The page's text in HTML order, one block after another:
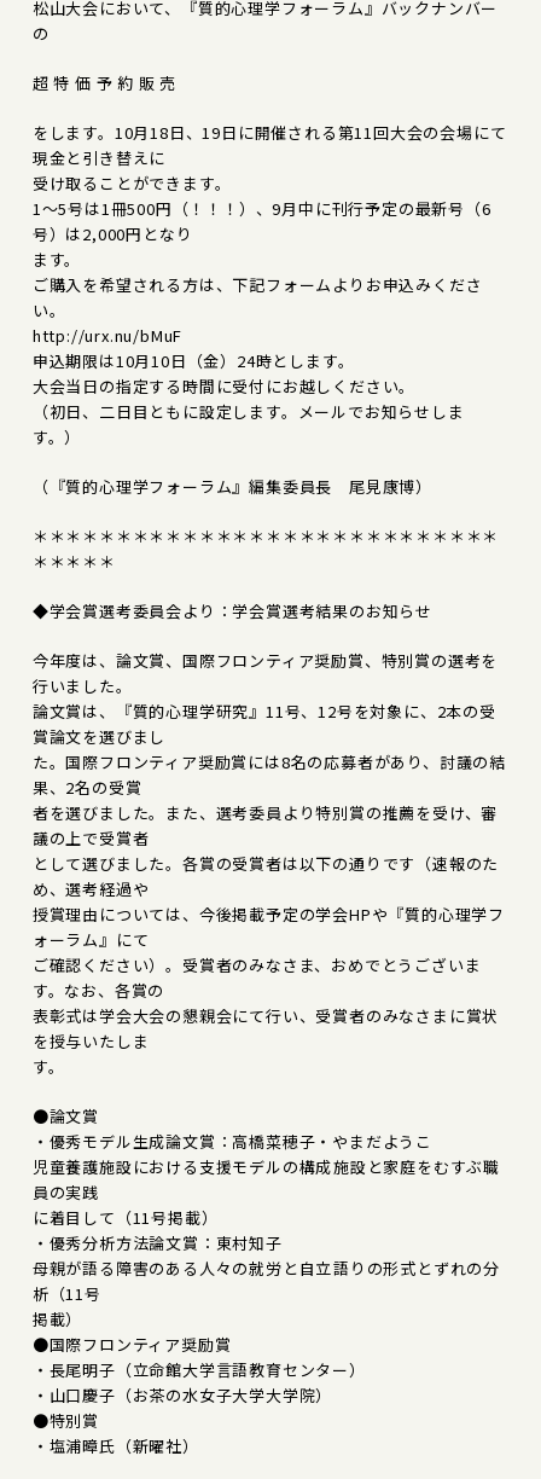
松山大会において、『質的心理学フォーラム』バックナンバー
の
超 特 価 予 約 販 売
をします。10月18日、19日に開催される第11回大会の会場にて
現金と引き替えに
受け取ることができます。
1～5号は1冊500円（！！！）、9月中に刊行予定の最新号（6
号）は2,000円となり
ます。
ご購入を希望される方は、下記フォームよりお申込みくださ
い。
http://urx.nu/bMuF
申込期限は10月10日（金）24時とします。
大会当日の指定する時間に受付にお越しください。
（初日、二日目ともに設定します。メールでお知らせしま
す。）
（『質的心理学フォーラム』編集委員長 尾見康博）
＊＊＊＊＊＊＊＊＊＊＊＊＊＊＊＊＊＊＊＊＊＊＊＊＊＊＊＊
＊＊＊＊＊
◆学会賞選考委員会より：学会賞選考結果のお知らせ
今年度は、論文賞、国際フロンティア奨励賞、特別賞の選考を
行いました。
論文賞は、『質的心理学研究』11号、12号を対象に、2本の受
賞論文を選びまし
た。国際フロンティア奨励賞には8名の応募者があり、討議の結
果、2名の受賞
者を選びました。また、選考委員より特別賞の推薦を受け、審
議の上で受賞者
として選びました。各賞の受賞者は以下の通りです（速報のた
め、選考経過や
授賞理由については、今後掲載予定の学会HPや『質的心理学フ
ォーラム』にて
ご確認ください）。受賞者のみなさま、おめでとうございま
す。なお、各賞の
表彰式は学会大会の懇親会にて行い、受賞者のみなさまに賞状
を授与いたしま
す。
●論文賞
・優秀モデル生成論文賞：高橋菜穂子・やまだようこ
児童養護施設における支援モデルの構成――施設と家庭をむすぶ職
員の実践
に着目して（11号掲載）
・優秀分析方法論文賞：東村知子
母親が語る障害のある人々の就労と自立――語りの形式とずれの分
析（11号
掲載）
●国際フロンティア奨励賞
・長尾明子（立命館大学言語教育センター）
・山口慶子（お茶の水女子大学大学院）
●特別賞
・塩浦暲氏（新曜社）